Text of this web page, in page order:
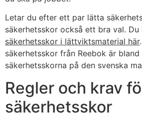
Letar du efter ett par lätta
säkerhetsskor också ett bra val. Du
säkerhetsskor i lättviktsmaterial här
säkerhetsskor från Reebok är
säkerhetsskorna på den svenska
Regler och krav
säkerhetsskor